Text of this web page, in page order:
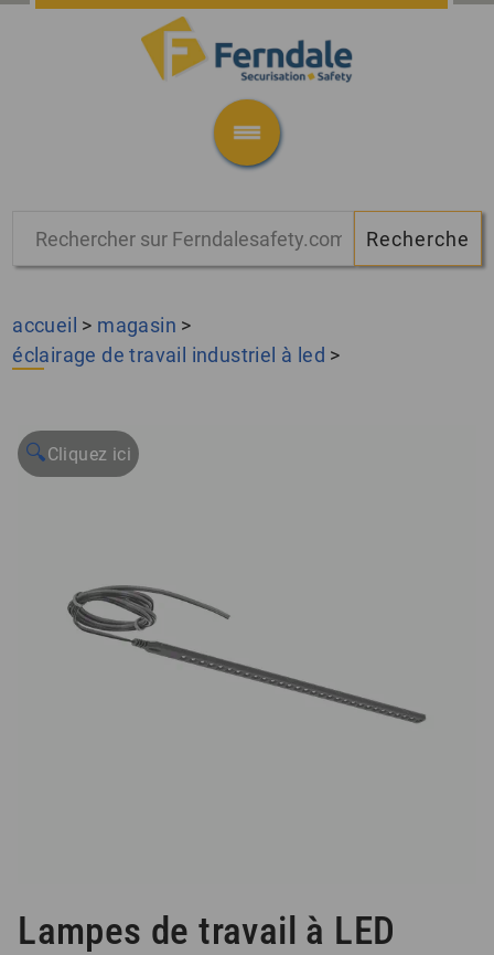
accueil > magasin >
éclairage de travail industriel à led >
🔍
Lampes de travail à LED